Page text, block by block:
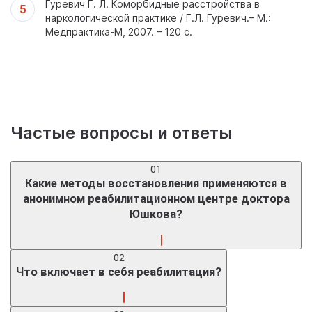
Гуревич Г. Л. Коморбидные расстройства в
наркологической практике / Г.Л. Гуревич.– М.:
Медпрактика-М, 2007. – 120 с.
Частые вопросы и ответы
01
Какие методы восстановления применяются в
анонимном реабилитационном центре доктора
Юшкова?
Применяются несколько методов восстановления:
программа «12 шагов» – универсальный метод,
позволяющий бороться не только с наркоманией и
алкоголизмом, но и с другими видами зависимостей;
02
Что включает в себя реабилитация?